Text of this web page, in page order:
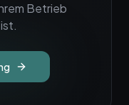
Betrieb